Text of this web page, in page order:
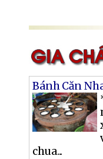
Bánh Căn
chua...